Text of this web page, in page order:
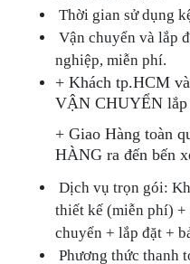
Thời gian sử dụng
Vận chuyển và lắp
nghiệp, miễn phí.
+ Khách tp.HCM
VẬN CHUYỂN lắp
+ Giao Hàng toàn
HÀNG ra đến bến
Dịch vụ trọn gói:
thiết kế (miễn phí) +
chuyển + lắp đặt +
Phương thức thanh